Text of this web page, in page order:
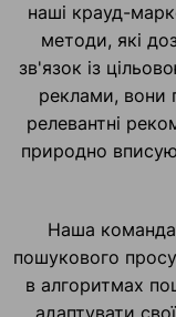
наші крауд-
методи, які
зв'язок із
реклами, вони
релевантні
природно
Наша команда
пошукового
в алгоритмах